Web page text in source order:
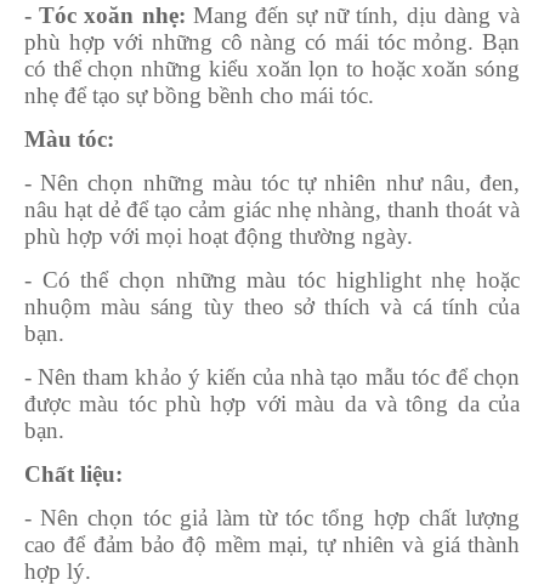
- Tóc xoăn nhẹ: Mang đến sự nữ tính, dịu dàng và
phù hợp với những cô nàng có mái tóc mỏng. Bạn
có thể chọn những kiểu xoăn lọn to hoặc xoăn sóng
nhẹ để tạo sự bồng bềnh cho mái tóc.
Màu tóc:
- Nên chọn những màu tóc tự nhiên như nâu, đen,
nâu hạt dẻ để tạo cảm giác nhẹ nhàng, thanh thoát và
phù hợp với mọi hoạt động thường ngày.
- Có thể chọn những màu tóc highlight nhẹ hoặc
nhuộm màu sáng tùy theo sở thích và cá tính của
bạn.
- Nên tham khảo ý kiến của nhà tạo mẫu tóc để chọn
được màu tóc phù hợp với màu da và tông da của
bạn.
Chất liệu:
- Nên chọn tóc giả làm từ tóc tổng hợp chất lượng
cao để đảm bảo độ mềm mại, tự nhiên và giá thành
hợp lý.